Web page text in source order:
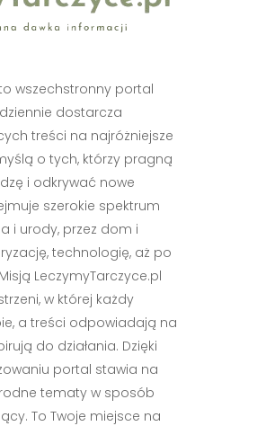
wszechstronny portal
dostarcza
treści na najróżniejsze
o tych, którzy pragną
i odkrywać nowe
szerokie spektrum
i urody, przez dom i
technologię, aż po
LeczymyTarczyce.pl
w której każdy
a treści odpowiadają na
do działania. Dzięki
portal stawia na
tematy w sposób
To Twoje miejsce na